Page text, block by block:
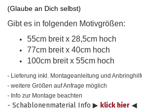
(Glaube an Dich selbst)
Gibt es in folgenden Motivgrößen:
55cm breit x 28,5cm hoch
77cm breit x 40cm hoch
100cm breit x 55cm hoch
- Lieferung inkl. Montageanleitung und
- weitere Größen auf Anfrage möglich
- Info zur Montage beachten
- Schablonenmaterial Info ▶ klick hier ◀